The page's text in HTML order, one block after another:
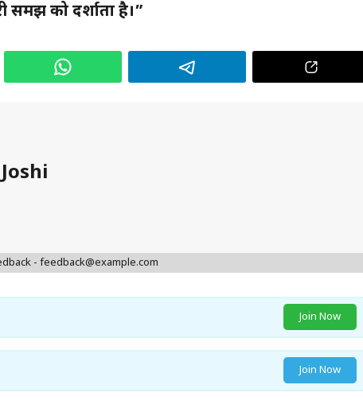
को दर्शाता है।”
- feedback@example.com
Join Now
Join Now